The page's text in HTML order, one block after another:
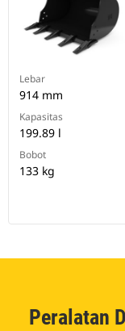
Lebar
914 mm
Kapasitas
199.89 l
Bobot
133 kg
Peralatan